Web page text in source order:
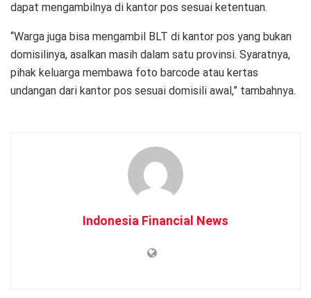
dapat mengambilnya di kantor pos sesuai ketentuan.
“Warga juga bisa mengambil BLT di kantor pos yang bukan
domisilinya, asalkan masih dalam satu provinsi. Syaratnya,
pihak keluarga membawa foto barcode atau kertas
undangan dari kantor pos sesuai domisili awal,” tambahnya.
Indonesia Financial News